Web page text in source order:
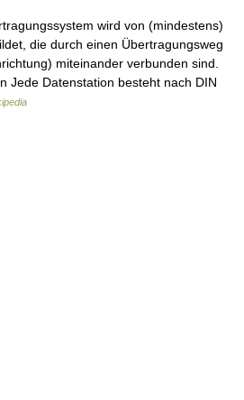
wird von (mindestens)
die durch einen Übertragungsweg
miteinander verbunden sind.
Jede Datenstation besteht nach DIN